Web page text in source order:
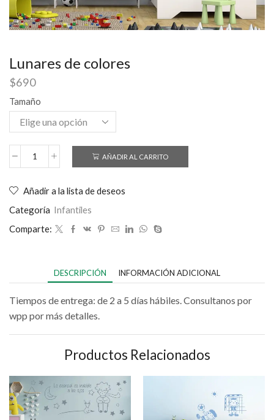
Lunares de colores
$690
Tamaño
AÑADIR AL CARRITO
Añadir a la lista de deseos
Categoría Infantiles
Comparte:
DESCRIPCIÓN INFORMACIÓN ADICIONAL
Tiempos de entrega: de 2 a 5 días hábiles. Consultanos por
wpp por más detalles.
Productos Relacionados